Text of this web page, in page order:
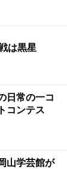
は黒星
日常の一コ
コンテス
山学芸館が